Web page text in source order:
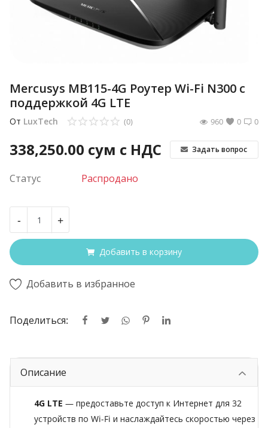
Войти
Mercusys MB115-4G Роутер Wi-Fi N300 с
поддержкой 4G LTE
От LuxTech 0
(0) 0
960
338,250.00 сум с НДС Задать вопрос
Статус Распродано
- +
Добавить в корзину
Добавить в избранное
Поделиться:
Описание
4G LTE — предоставьте доступ к Интернет для 32
устройств по Wi-Fi и наслаждайтесь скоростью через